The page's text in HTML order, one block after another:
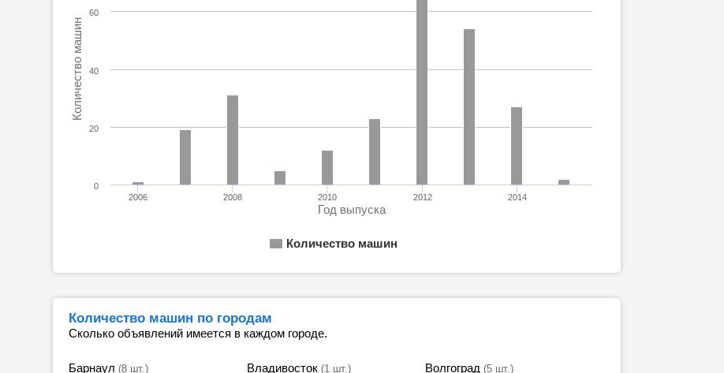
Год выпуска
Количество машин
Количество машин
2006 2008 2010 2012 2014
0
20
40
60
Количество машин по городам
Сколько объявлений имеется в каждом городе.
Барнаул (8 шт.) Владивосток (1 шт.) Волгоград (5 шт.)